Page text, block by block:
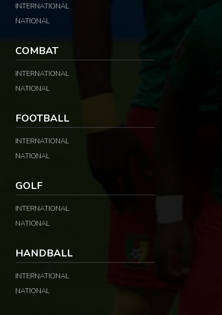
INTERNATIONAL
NATIONAL
COMBAT
INTERNATIONAL
NATIONAL
FOOTBALL
INTERNATIONAL
NATIONAL
GOLF
INTERNATIONAL
NATIONAL
HANDBALL
INTERNATIONAL
NATIONAL